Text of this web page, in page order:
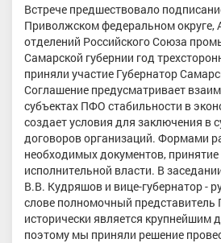
Встрече предшествовало
Приволжском федеральном
отделений Российского Союза
Самарской губернии год
приняли участие Губернатор
Соглашение предусматривает
субъектах ПФО стабильности в
создает условия для заключения в
договоров организаций. Формами
необходимых документов,
исполнительной власти. В
В.В. Кудряшов и вице-губернатор -
слове полномочный
исторически является
поэтому мы приняли решение